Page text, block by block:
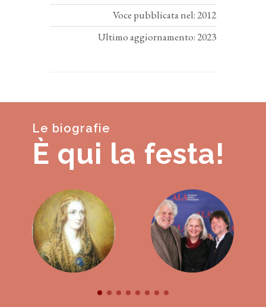
Voce pubblicata nel: 2012
Ultimo aggiornamento: 2023
Le biografie
È qui la festa!